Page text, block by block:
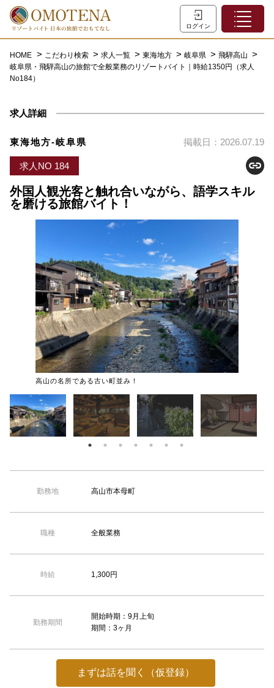
ログイン
ホーム
特集一覧
初めての方へ
お問い合わせ
よくあるご質問
会員登録
LINEでログイン
0120-932-959
【TEL受付】9:30～18:00 土日・祝日定休
HOME こだわり検索 求人一覧 東海地方 岐阜県
飛騨高山
岐阜県・飛騨高山の旅館で全般業務のリゾートバイト｜時給1350円（求人
No184）
求人詳細
東海地方-岐阜県 掲載日：2026.07.19
求人NO 184
外国人観光客と触れ合いながら、語学スキル
を磨ける旅館バイト！
高山の名所である古い町並み！
勤務地 高山市本母町
職種 全般業務
時給 1,300円
勤務期間
開始時期：9月上旬
期間：3ヶ月
まずは話を聞く（仮登録）